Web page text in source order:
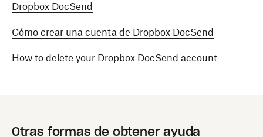
Dropbox DocSend
Cómo crear una cuenta de Dropbox DocSend
How to delete your Dropbox DocSend account
Otras formas de obtener ayuda